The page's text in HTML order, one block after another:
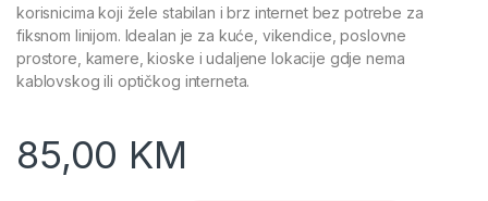
korisnicima koji žele stabilan i brz internet bez potrebe za
fiksnom linijom. Idealan je za kuće, vikendice, poslovne
prostore, kamere, kioske i udaljene lokacije gdje nema
kablovskog ili optičkog interneta.
85,00 KM